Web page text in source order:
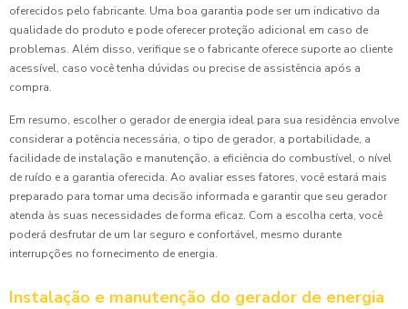
oferecidos pelo fabricante. Uma boa garantia pode ser um indicativo da
qualidade do produto e pode oferecer proteção adicional em caso de
problemas. Além disso, verifique se o fabricante oferece suporte ao cliente
acessível, caso você tenha dúvidas ou precise de assistência após a
compra.
Em resumo, escolher o gerador de energia ideal para sua residência envolve
considerar a potência necessária, o tipo de gerador, a portabilidade, a
facilidade de instalação e manutenção, a eficiência do combustível, o nível
de ruído e a garantia oferecida. Ao avaliar esses fatores, você estará mais
preparado para tomar uma decisão informada e garantir que seu gerador
atenda às suas necessidades de forma eficaz. Com a escolha certa, você
poderá desfrutar de um lar seguro e confortável, mesmo durante
interrupções no fornecimento de energia.
Instalação e manutenção do gerador de energia